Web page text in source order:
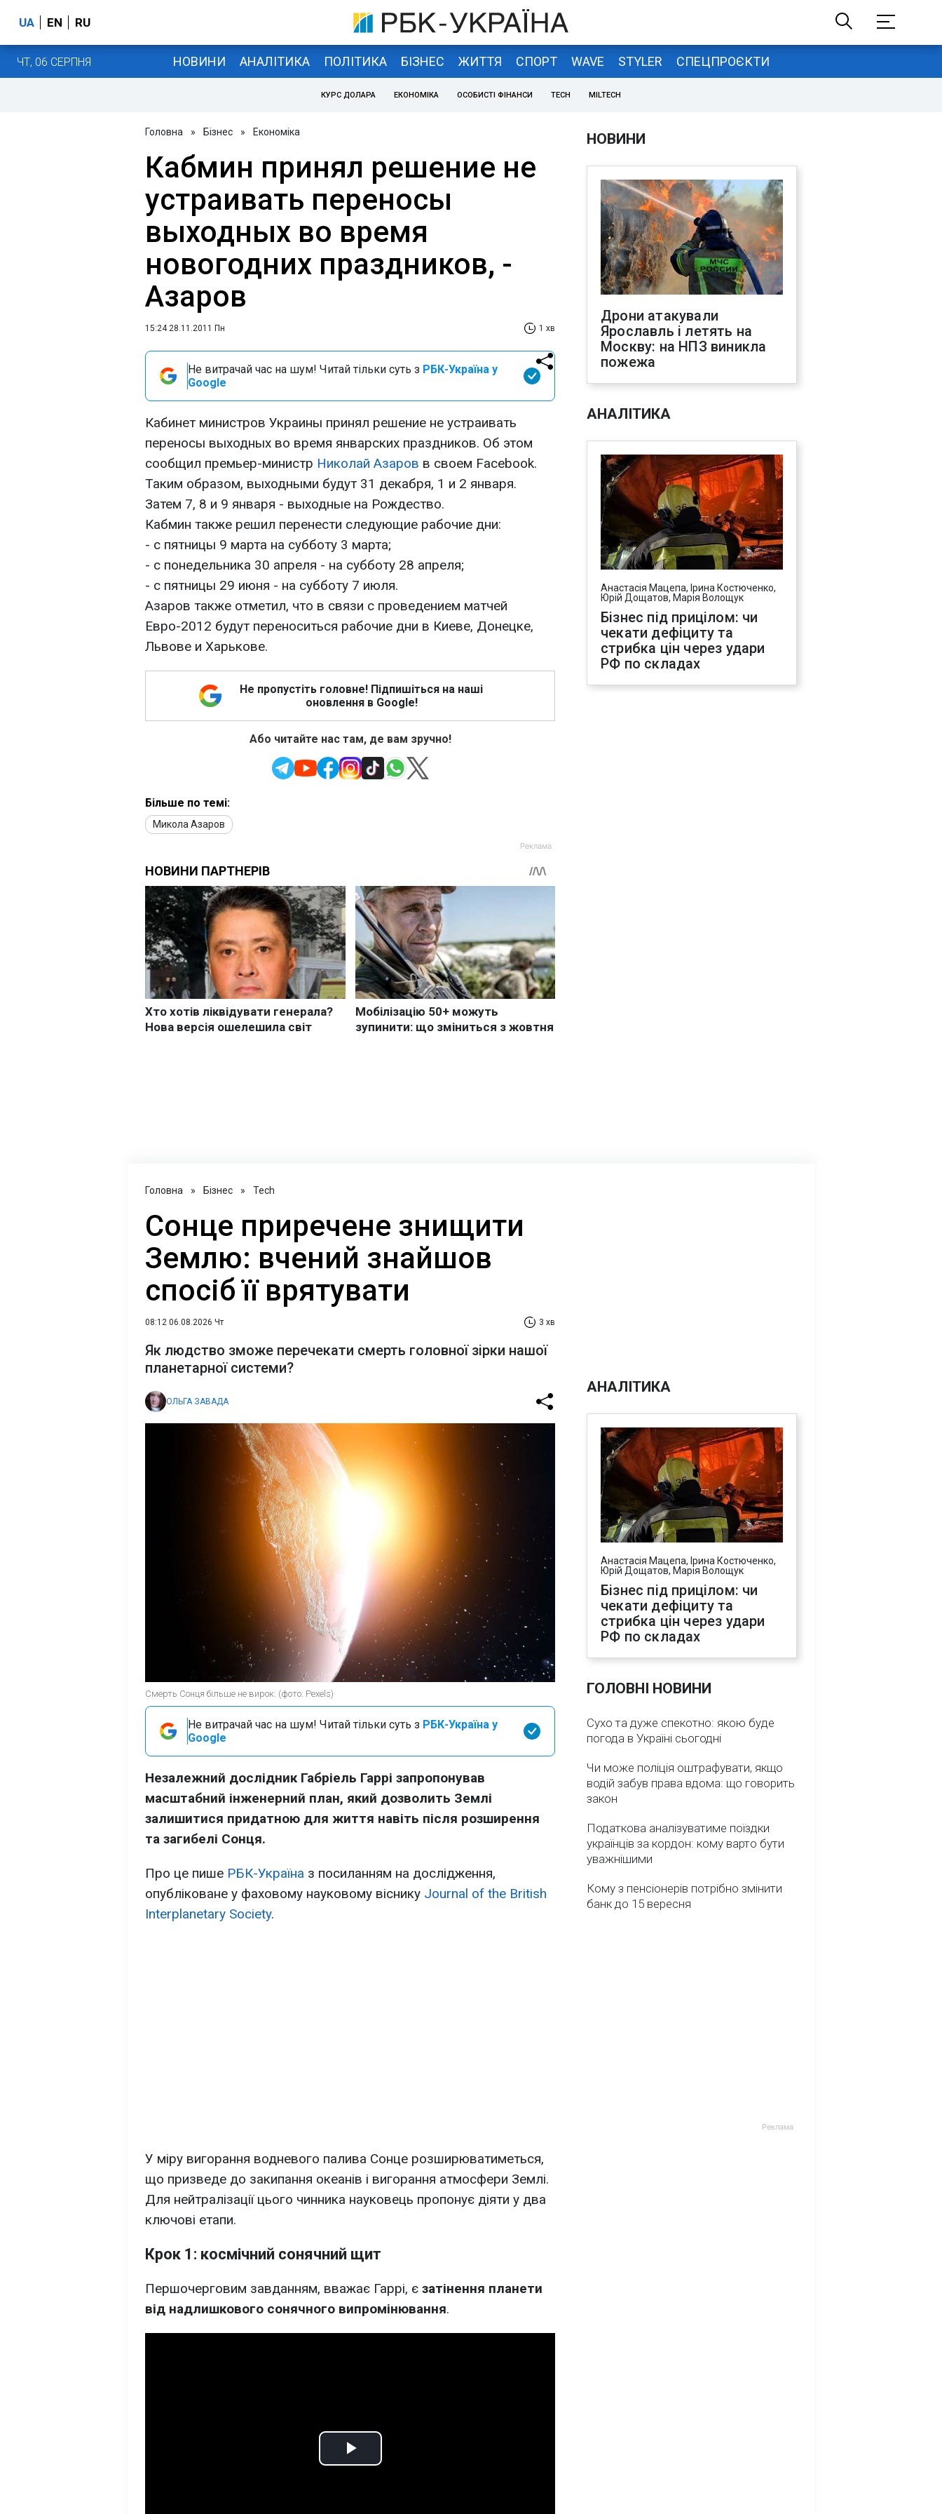
UA EN RU
ЧТ, 06 СЕРПНЯ НОВИНИ АНАЛІТИКА ПОЛІТИКА БІЗНЕС ЖИТТЯ СПОРТ WAVE STYLER СПЕЦПРОЄКТИ
КУРС ДОЛАРА ЕКОНОМІКА ОСОБИСТІ ФІНАНСИ TECH MILTECH
Головна » Бізнес » Економіка
Кабмин принял решение не
устраивать переносы
выходных во время
новогодних праздников, -
Азаров
15:24 28.11.2011 Пн 1 хв
Не витрачай час на шум! Читай тільки суть з РБК-Україна у
Google
Кабинет министров Украины принял решение не устраивать
переносы выходных во время январских праздников. Об этом
сообщил премьер-министр Николай Азаров в своем Facebook.
Таким образом, выходными будут 31 декабря, 1 и 2 января.
Затем 7, 8 и 9 января - выходные на Рождество.
Кабмин также решил перенести следующие рабочие дни:
- с пятницы 9 марта на субботу 3 марта;
- с понедельника 30 апреля - на субботу 28 апреля;
- с пятницы 29 июня - на субботу 7 июля.
Азаров также отметил, что в связи с проведением матчей
Евро-2012 будут переноситься рабочие дни в Киеве, Донецке,
Львове и Харькове.
Не пропустіть головне! Підпишіться на наші
оновлення в Google!
Або читайте нас там, де вам зручно!
Більше по темі:
Микола Азаров
НОВИНИ
Дрони атакували
Ярославль і летять на
Москву: на НПЗ виникла
пожежа
АНАЛІТИКА
Анастасія Мацепа, Ірина Костюченко,
Юрій Дощатов, Марія Волощук
Бізнес під прицілом: чи
чекати дефіциту та
стрибка цін через удари
РФ по складах
Головна » Бізнес » Tech
Сонце приречене знищити
Землю: вчений знайшов
спосіб її врятувати
08:12 06.08.2026 Чт 3 хв
Як людство зможе перечекати смерть головної зірки нашої
планетарної системи?
ОЛЬГА ЗАВАДА
Смерть Сонця більше не вирок: (фото: Pexels)
Не витрачай час на шум! Читай тільки суть з РБК-Україна у
Google
Незалежний дослідник Габріель Гаррі запропонував
масштабний інженерний план, який дозволить Землі
залишитися придатною для життя навіть після розширення
та загибелі Сонця.
Про це пише РБК-Україна з посиланням на дослідження,
опубліковане у фаховому науковому віснику Journal of the British
Interplanetary Society.
У міру вигорання водневого палива Сонце розширюватиметься,
що призведе до закипання океанів і вигорання атмосфери Землі.
Для нейтралізації цього чинника науковець пропонує діяти у два
ключові етапи.
Крок 1: космічний сонячний щит
Першочерговим завданням, вважає Гаррі, є затінення планети
від надлишкового сонячного випромінювання.
Play
АНАЛІТИКА
Анастасія Мацепа, Ірина Костюченко,
Юрій Дощатов, Марія Волощук
Бізнес під прицілом: чи
чекати дефіциту та
стрибка цін через удари
РФ по складах
ГОЛОВНІ НОВИНИ
Сухо та дуже спекотно: якою буде
погода в Україні сьогодні
Чи може поліція оштрафувати, якщо
водій забув права вдома: що говорить
закон
Податкова аналізуватиме поїздки
українців за кордон: кому варто бути
уважнішими
Кому з пенсіонерів потрібно змінити
банк до 15 вересня